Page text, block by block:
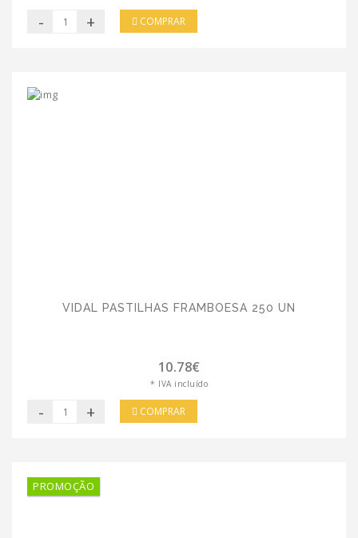
- + COMPRAR
VIDAL PASTILHAS FRAMBOESA 250 UN
10.78€
* IVA incluído
- + COMPRAR
PROMOÇÃO